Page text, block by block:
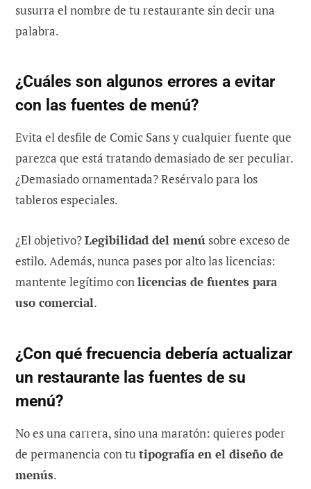
susurra el nombre de tu restaurante sin decir una
palabra.
¿Cuáles son algunos errores a evitar
con las fuentes de menú?
Evita el desfile de Comic Sans y cualquier fuente que
parezca que está tratando demasiado de ser peculiar.
¿Demasiado ornamentada? Resérvalo para los
tableros especiales.
¿El objetivo?Legibilidad del menú sobre exceso de
estilo. Además, nunca pases por alto las licencias:
mantente legítimo conlicencias de fuentes para
uso comercial.
¿Con qué frecuencia debería actualizar
un restaurante las fuentes de su
menú?
No es una carrera, sino una maratón: quieres poder
de permanencia con tutipografía en el diseño de
menús.